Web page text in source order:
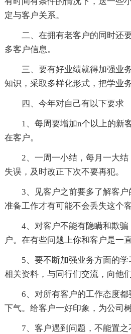
定与客户关系。
二、在拥有老客户的同时还
多客户信息。
三、要有好业绩就得加强业
知识，采取多样化形式，把学业
四、今年对自己有以下要求
1、每周要增加n个以上的新
在客户。
2、一周一小结，每月一大
失误，及时改正下次不要再犯。
3、见客户之前要多了解客
准备工作才有可能不会丢失这个客
4、对客户不能有隐瞒和欺
户。在有些问题上你和客户是一直
5、要不断加强业务方面的
相关资料，与同行们交流，向他
6、对所有客户的工作态度
下气。给客户一好印象，为公司
7、客户遇到问题，不能置